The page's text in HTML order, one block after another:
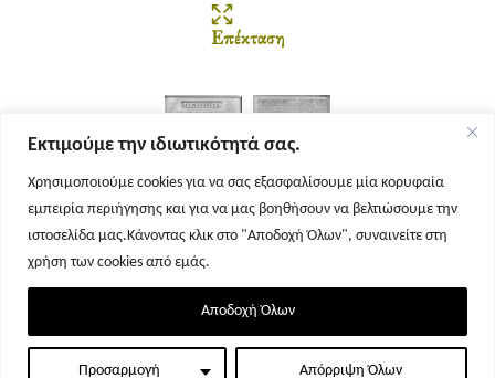
Εκτιμούμε την ιδιωτικότητά σας.
Χρησιμοποιούμε cookies για να σας εξασφαλίσουμε μία κορυφαία
εμπειρία περιήγησης και για να μας βοηθήσουν να βελτιώσουμε την
ιστοσελίδα μας.Κάνοντας κλικ στο "Αποδοχή Όλων", συναινείτε στη
χρήση των cookies από εμάς.
Προσαρμογή Απόρριψη Όλων
Αποδοχή Όλων
Επέκταση
Σελίδα 1 Σελίδα 2